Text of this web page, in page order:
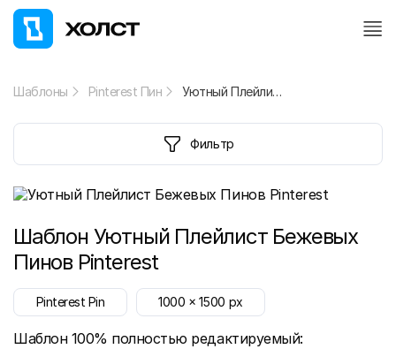
Шаблоны Pinterest Пин Уютный Плейлист Бежевых Пинов Pinterest
Фильтр
Шаблон Уютный Плейлист Бежевых
Пинов Pinterest
Pinterest Pin 1000 x 1500 px
Шаблон 100% полностью редактируемый: